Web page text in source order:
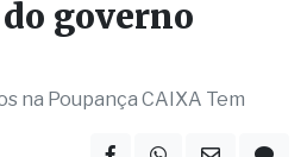
parcela do
governo